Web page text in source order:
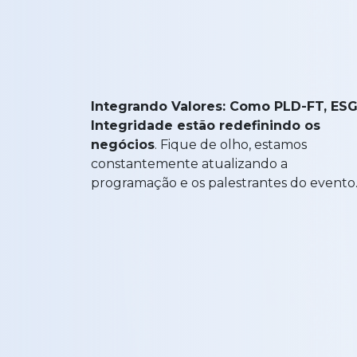
Integrando Valores: Como PLD-FT,
Integridade estão redefinindo os
negócios. Fique de olho, estamos
constantemente atualizando a
programação e os palestrantes do evento.